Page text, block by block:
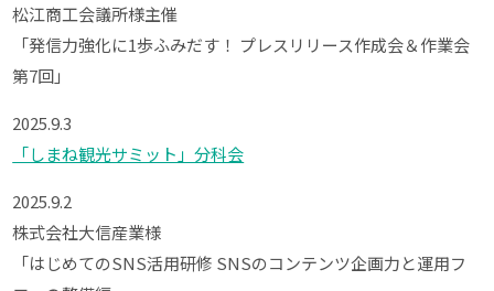
松江商工会議所様主催
「発信力強化に1歩ふみだす！ プレスリリース作成会＆作業会
第7回」
2025.9.3
「しまね観光サミット」分科会
2025.9.2
株式会社大信産業様
「はじめてのSNS活用研修 SNSのコンテンツ企画力と運用フ